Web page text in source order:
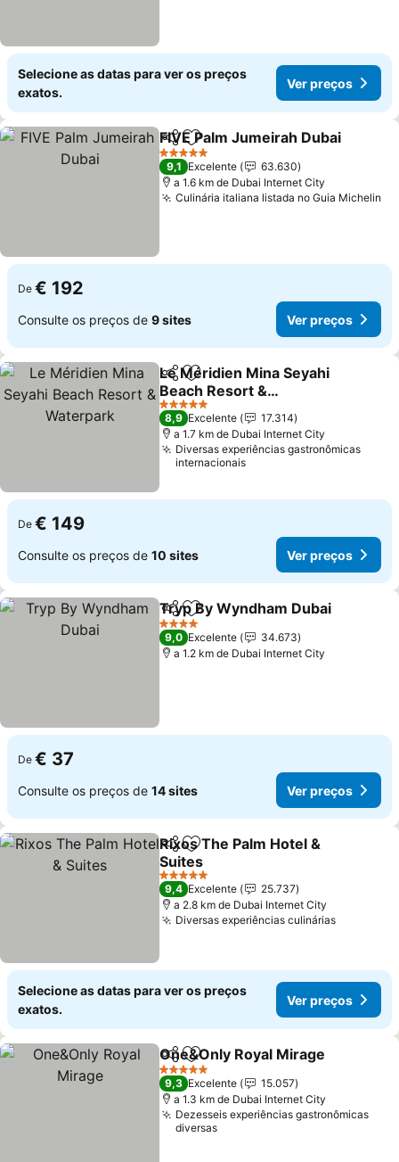
Selecione as datas para ver os preços
exatos.
Ver preços
PartilharAdicionar aos favoritos
FIVE Palm Jumeirah Dubai
5 Estrelas
9,1 Excelente
63.630
a 1.6 km de Dubai Internet City
Culinária italiana listada no Guia Michelin
De € 192
Consulte os preços de 9 sites Ver preços
PartilharAdicionar aos favoritos
Le Méridien Mina Seyahi
Beach Resort &
Waterpark
Ver preços
5 Estrelas
8,9 Excelente
17.314
a 1.7 km de Dubai Internet City
Diversas experiências gastronômicas
internacionais
De € 149
Consulte os preços de 10 sites Ver preços
PartilharAdicionar aos favoritos
Tryp By Wyndham Dubai
4 Estrelas
9,0 Excelente
34.673
a 1.2 km de Dubai Internet City
De € 37
Consulte os preços de 14 sites Ver preços
PartilharAdicionar aos favoritos
Rixos The Palm Hotel &
Suites
Ver preços
5 Estrelas
9,4 Excelente
25.737
a 2.8 km de Dubai Internet City
Diversas experiências culináriasVer
Selecione as datas para ver os preços
exatos.
Ver preços
PartilharAdicionar aos favoritos
One&Only Royal Mirage
5 Estrelas
9,3 Excelente
15.057
a 1.3 km de Dubai Internet City
Dezesseis experiências gastronômicas
diversas